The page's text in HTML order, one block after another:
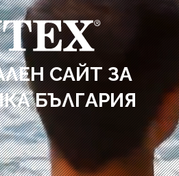
САЙТ ЗА
БЪЛГАРИЯ